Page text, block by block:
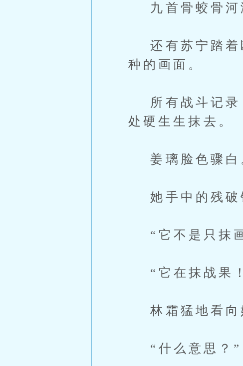
九首骨蛟骨河
还有苏宁踏着
种的画面。
所有战斗记录
处硬生生抹去。
姜璃脸色骤白
她手中的残破
“它不是只抹
“它在抹战果
林霜猛地看向
“什么意思？”